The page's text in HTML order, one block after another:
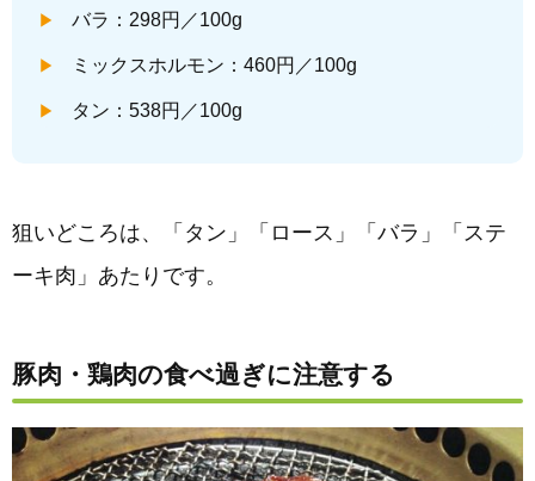
バラ：298円／100g
ミックスホルモン：460円／100g
タン：538円／100g
狙いどころは、「タン」「ロース」「バラ」「ステ
ーキ肉」あたりです。
豚肉・鶏肉の食べ過ぎに注意する